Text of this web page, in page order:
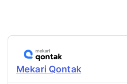
Mekari Qontak